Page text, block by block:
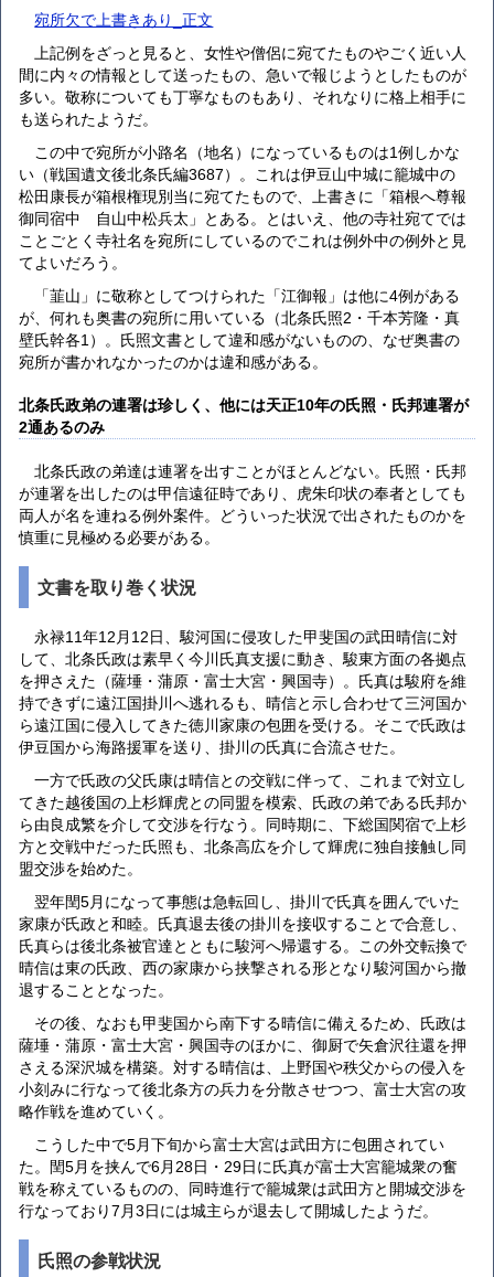
宛所欠で上書きあり_正文
上記例をざっと見ると、女性や僧侶に宛てたものやごく近い人
間に内々の情報として送ったもの、急いで報じようとしたものが
多い。敬称についても丁寧なものもあり、それなりに格上相手に
も送られたようだ。
この中で宛所が小路名（地名）になっているものは1例しかな
い（戦国遺文後北条氏編3687）。これは伊豆山中城に籠城中の
松田康長が箱根権現別当に宛てたもので、上書きに「箱根へ尊報
御同宿中 自山中松兵太」とある。とはいえ、他の寺社宛てでは
ことごとく寺社名を宛所にしているのでこれは例外中の例外と見
てよいだろう。
「韮山」に敬称としてつけられた「江御報」は他に4例がある
が、何れも奥書の宛所に用いている（北条氏照2・千本芳隆・真
壁氏幹各1）。氏照文書として違和感がないものの、なぜ奥書の
宛所が書かれなかったのかは違和感がある。
北条氏政弟の連署は珍しく、他には天正10年の氏照・氏邦連署が
2通あるのみ
北条氏政の弟達は連署を出すことがほとんどない。氏照・氏邦
が連署を出したのは甲信遠征時であり、虎朱印状の奉者としても
両人が名を連ねる例外案件。どういった状況で出されたものかを
慎重に見極める必要がある。
文書を取り巻く状況
永禄11年12月12日、駿河国に侵攻した甲斐国の武田晴信に対
して、北条氏政は素早く今川氏真支援に動き、駿東方面の各拠点
を押さえた（薩埵・蒲原・富士大宮・興国寺）。氏真は駿府を維
持できずに遠江国掛川へ逃れるも、晴信と示し合わせて三河国か
ら遠江国に侵入してきた徳川家康の包囲を受ける。そこで氏政は
伊豆国から海路援軍を送り、掛川の氏真に合流させた。
一方で氏政の父氏康は晴信との交戦に伴って、これまで対立し
てきた越後国の上杉輝虎との同盟を模索、氏政の弟である氏邦か
ら由良成繁を介して交渉を行なう。同時期に、下総国関宿で上杉
方と交戦中だった氏照も、北条高広を介して輝虎に独自接触し同
盟交渉を始めた。
翌年閏5月になって事態は急転回し、掛川で氏真を囲んでいた
家康が氏政と和睦。氏真退去後の掛川を接収することで合意し、
氏真らは後北条被官達とともに駿河へ帰還する。この外交転換で
晴信は東の氏政、西の家康から挟撃される形となり駿河国から撤
退することとなった。
その後、なおも甲斐国から南下する晴信に備えるため、氏政は
薩埵・蒲原・富士大宮・興国寺のほかに、御厨で矢倉沢往還を押
さえる深沢城を構築。対する晴信は、上野国や秩父からの侵入を
小刻みに行なって後北条方の兵力を分散させつつ、富士大宮の攻
略作戦を進めていく。
こうした中で5月下旬から富士大宮は武田方に包囲されてい
た。閏5月を挟んで6月28日・29日に氏真が富士大宮籠城衆の奮
戦を称えているものの、同時進行で籠城衆は武田方と開城交渉を
行なっており7月3日には城主らが退去して開城したようだ。
氏照の参戦状況